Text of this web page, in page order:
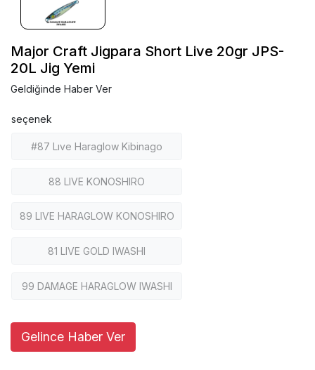
Major Craft Jigpara Short Live 20gr JPS-
20L Jig Yemi
Geldiğinde Haber Ver
seçenek
#87 Lıve Haraglow Kibinago
88 LIVE KONOSHIRO
89 LIVE HARAGLOW KONOSHIRO
81 LIVE GOLD IWASHI
99 DAMAGE HARAGLOW IWASHI
Gelince Haber Ver